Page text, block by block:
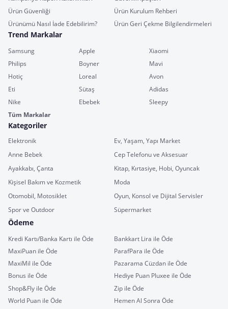
Ürün Güvenliği
Ürün Kurulum Rehberi
Ürünümü Nasıl İade Edebilirim?
Ürün Geri Çekme Bilgilendirmeleri
Trend Markalar
Samsung Apple
Xiaomi
Philips
Boyner
Mavi
Hotiç
Loreal
Avon
Eti
Sütaş
Adidas
Nike
Ebebek
Sleepy
Tüm Markalar
Kategoriler
Elektronik
Ev, Yaşam, Yapı Market
Anne Bebek
Cep Telefonu ve Aksesuar
Ayakkabı, Çanta
Kitap, Kırtasiye, Hobi, Oyuncak
Kişisel Bakım ve Kozmetik
Moda
Otomobil, Motosiklet
Oyun, Konsol ve Dijital Servisler
Spor ve Outdoor
Süpermarket
Ödeme
Kredi Kartı/Banka Kartı ile Öde
Bankkart Lira ile Öde
MaxiPuan ile Öde
ParafPara ile Öde
MaxiMil ile Öde
Pazarama Cüzdan ile Öde
Bonus ile Öde
Hediye Puan Pluxee ile Öde
Shop&Fly ile Öde
Zip ile Öde
World Puan ile Öde
Hemen Al Sonra Öde